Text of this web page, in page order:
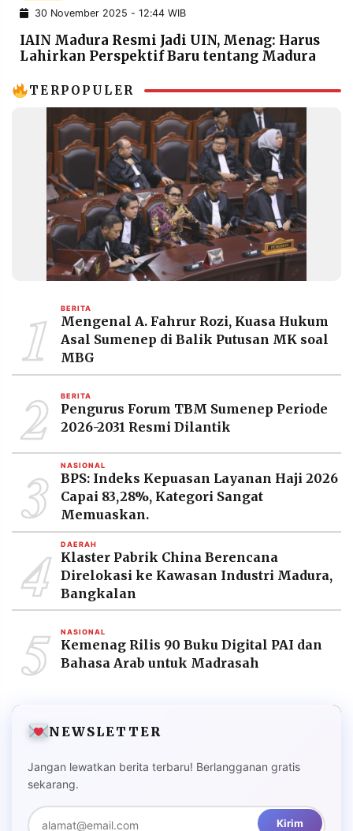
PENGADUAN TERM
OF
SERVICE
IKUTI
PRAMUDITA
2026
PT.
MEDIA
PRAMUDITA
30 November 2025 - 12:44 WIB
IAIN Madura Resmi Jadi UIN, Menag: Harus
Lahirkan Perspektif Baru tentang Madura
TERPOPULER
1 BERITA
Mengenal A. Fahrur Rozi, Kuasa Hukum
Asal Sumenep di Balik Putusan MK soal
MBG
2 BERITA
Pengurus Forum TBM Sumenep Periode
2026-2031 Resmi Dilantik
3 NASIONAL
BPS: Indeks Kepuasan Layanan Haji 2026
Capai 83,28%, Kategori Sangat
Memuaskan.
4 DAERAH
Klaster Pabrik China Berencana
Direlokasi ke Kawasan Industri Madura,
Bangkalan
5 NASIONAL
Kemenag Rilis 90 Buku Digital PAI dan
Bahasa Arab untuk Madrasah
NEWSLETTER
Jangan lewatkan berita terbaru! Berlangganan gratis
sekarang.
Kirim